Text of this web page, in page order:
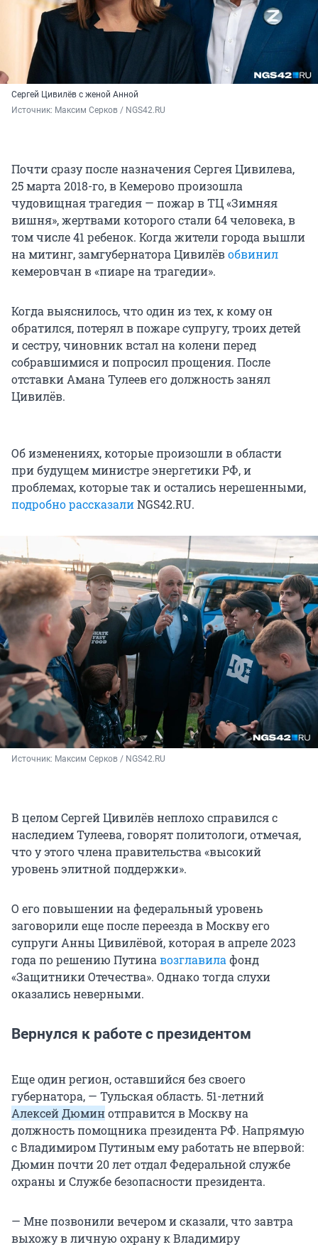
Сергей Цивилёв с женой Анной
Источник: Максим Серков / NGS42.RU
Почти сразу после назначения Сергея Цивилева,
25 марта 2018-го, в Кемерово произошла
чудовищная трагедия — пожар в ТЦ «Зимняя
вишня», жертвами которого стали 64 человека, в
том числе 41 ребенок. Когда жители города вышли
на митинг, замгубернатора Цивилёвобвинил
кемеровчан в «пиаре на трагедии».
Когда выяснилось, что один из тех, к кому он
обратился, потерял в пожаре супругу, троих детей
и сестру, чиновник встал на колени перед
собравшимися и попросил прощения. После
отставки Амана Тулеев его должность занял
Цивилёв.
Об изменениях, которые произошли в области
при будущем министре энергетики РФ, и
проблемах, которые так и остались нерешенными,
подробно рассказалиNGS42.RU.
Источник: Максим Серков / NGS42.RU
В целом Сергей Цивилёв неплохо справился с
наследием Тулеева, говорят политологи, отмечая,
что у этого члена правительства «высокий
уровень элитной поддержки».
О его повышении на федеральный уровень
заговорили еще после переезда в Москву его
супруги Анны Цивилёвой, которая в апреле 2023
года по решению Путинавозглавилафонд
«Защитники Отечества». Однако тогда слухи
оказались неверными.
Вернулся к работе с президентом
Еще один регион, оставшийся без своего
губернатора, — Тульская область. 51-летний
Алексей Дюминотправится в Москву на
должность помощника президента РФ. Напрямую
с Владимиром Путиным ему работать не впервой:
Дюмин почти 20 лет отдал Федеральной службе
охраны и Службе безопасности президента.
— Мне позвонили вечером и сказали, что завтра
выхожу в личную охрану к Владимиру